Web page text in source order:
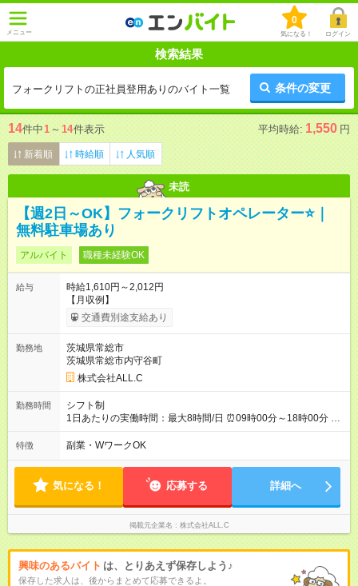
メニュー
0
気になる！ ログイン
検索結果
フォークリフトの正社員登用ありのバイト一覧 条件の変更
14件中1 ～ 14件表示 平均時給: 1,550 円
新着順 時給順 人気順
未読
【週2日～OK】フォークリフトオペレーター⭐｜
無料駐車場あり
アルバイト 職種未経験OK
給与
時給1,610円～2,012円
【月収例】
交通費別途支給あり
勤務地
茨城県常総市
茨城県常総市内守谷町
株式会社ALL.C
勤務時間
シフト制
1日あたりの実働時間：最大8時間/日 ⏰09時00分～18時00分 ⌛
月～土のシフト制 ⌛週2日～OK ⌛実働8時間、休憩1時間 ⌛残業
有無の相談可 ／ 希望日数を 教えてください！ ＼
特徴 副業・WワークOK
気になる！ 応募する 詳細へ
掲載元企業名 株式会社ALL.C
興味のあるバイト は、とりあえず保存しよう♪
保存した求人は、後からまとめて応募できるよ。